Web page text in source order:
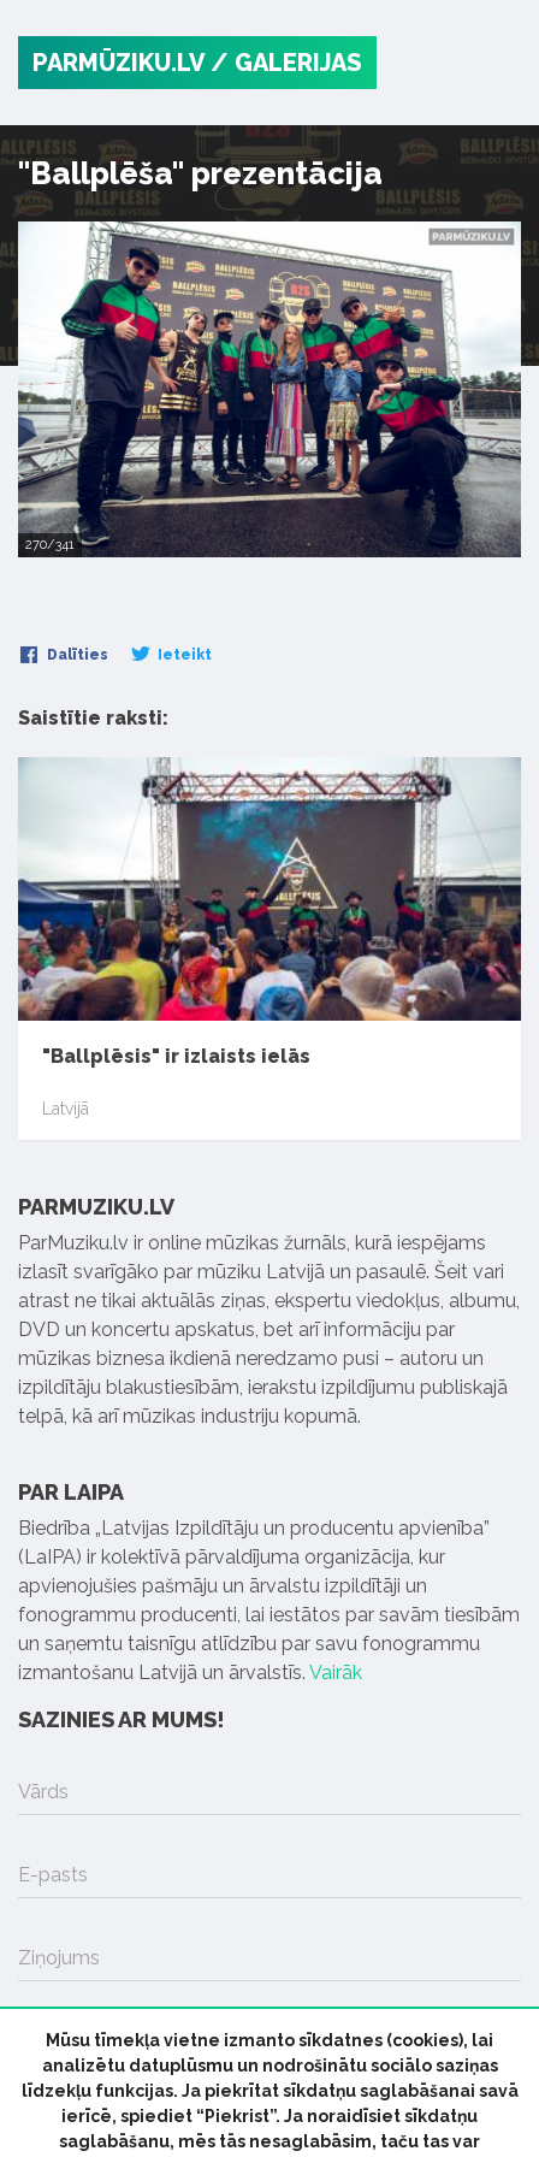
PARMŪZIKU.LV / GALERIJAS
"Ballplēša" prezentācija
270/341
Dalīties Ieteikt
Saistītie raksti:
"Ballplēsis" ir izlaists ielās
Latvijā
PARMUZIKU.LV
ParMuziku.lv ir online mūzikas žurnāls, kurā iespējams
izlasīt svarīgāko par mūziku Latvijā un pasaulē. Šeit vari
atrast ne tikai aktuālās ziņas, ekspertu viedokļus, albumu,
DVD un koncertu apskatus, bet arī informāciju par
mūzikas biznesa ikdienā neredzamo pusi – autoru un
izpildītāju blakustiesībām, ierakstu izpildījumu publiskajā
telpā, kā arī mūzikas industriju kopumā.
PAR LAIPA
Biedrība „Latvijas Izpildītāju un producentu apvienība”
(LaIPA) ir kolektīvā pārvaldījuma organizācija, kur
apvienojušies pašmāju un ārvalstu izpildītāji un
fonogrammu producenti, lai iestātos par savām tiesībām
un saņemtu taisnīgu atlīdzību par savu fonogrammu
izmantošanu Latvijā un ārvalstīs. Vairāk
SAZINIES AR MUMS!
Vārds
E-pasts
Ziņojums
SŪTĪT
Mūsu tīmekļa vietne izmanto sīkdatnes (cookies), lai
analizētu datuplūsmu un nodrošinātu sociālo saziņas
līdzekļu funkcijas. Ja piekrītat sīkdatņu saglabāšanai savā
ierīcē, spiediet “Piekrist”. Ja noraidīsiet sīkdatņu
saglabāšanu, mēs tās nesaglabāsim, taču tas var